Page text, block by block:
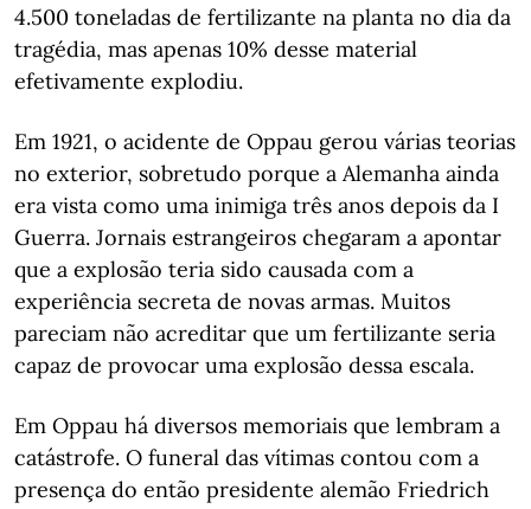
4.500 toneladas de fertilizante na planta no dia da
tragédia, mas apenas 10% desse material
efetivamente explodiu.
Em 1921, o acidente de Oppau gerou várias teorias
no exterior, sobretudo porque a Alemanha ainda
era vista como uma inimiga três anos depois da I
Guerra. Jornais estrangeiros chegaram a apontar
que a explosão teria sido causada com a
experiência secreta de novas armas. Muitos
pareciam não acreditar que um fertilizante seria
capaz de provocar uma explosão dessa escala.
Em Oppau há diversos memoriais que lembram a
catástrofe. O funeral das vítimas contou com a
presença do então presidente alemão Friedrich